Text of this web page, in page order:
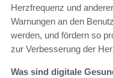
Herzfrequenz und
Warnungen an den
werden, und fördern so
zur Verbesserung der
Was sind digitale